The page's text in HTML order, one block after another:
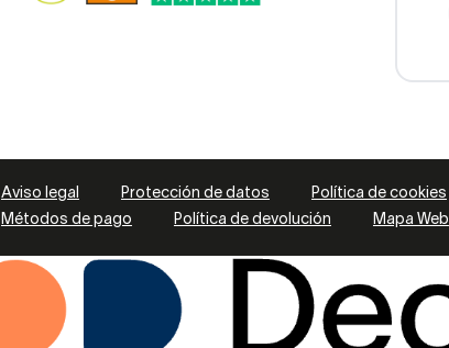
Aviso legal Protección de datos Política de cookies
Métodos de pago
Política de devolución Mapa Web